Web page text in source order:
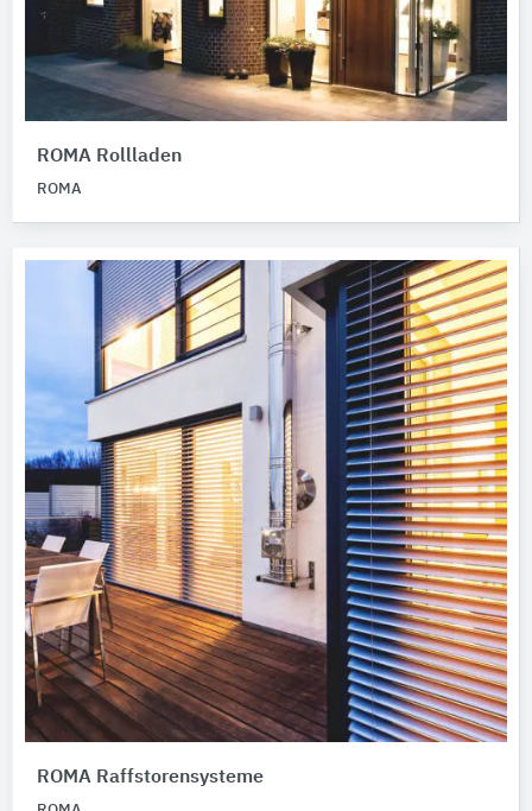
ROMA Rollladen
ROMA
ROMA Raffstorensysteme